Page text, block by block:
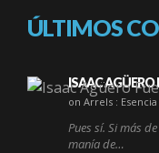
ÚLTIMOS
ISAAC AGÜERO
on Arrels :
Pues sí. Si más
manía de…